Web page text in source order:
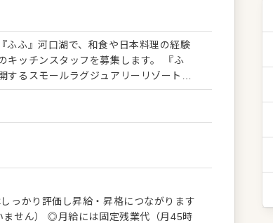
ふふ』河口湖で、和食や日本料理の経験
チンスタッフを募集します。 『ふ
るスモールラグジュアリーリゾートで
齢層の方々。 食材に妥協せず、自分たち
限定メニューを提供することもあります
したり、習得できたりもします。 メニ
い。よりよいお店づくりのためのオペ
いづくり ・後輩スタッフやアルバイトス
メニュー提案 など 入社後はスキ
の幅を広げていきましょう。成長をしっ
せん） ◎月給には固定残業代（月45時